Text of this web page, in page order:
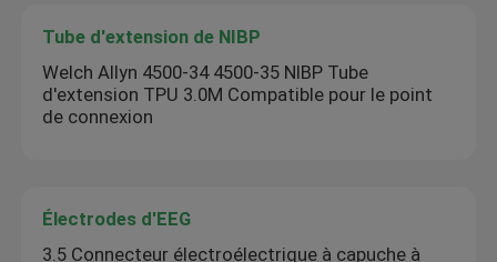
Tube d'extension de NIBP
Welch Allyn 4500-34 4500-35 NIBP Tube
d'extension TPU 3.0M Compatible pour le point
de connexion
Électrodes d'EEG
3.5 Connecteur électroélectrique à capuche à